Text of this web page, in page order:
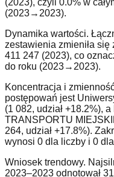
(2023), czyli 0.0% w
(2023→2023).
Dynamika wartości.
zestawienia zmieniła się
411 247 (2023), co
do roku (2023→2023).
Koncentracja i
postępowań jest
(1 082, udział +18.2%),
TRANSPORTU
264, udział +17.8%).
wynosi 0 dla liczby i 0
Wniosek trendowy.
2023–2023 odnotował